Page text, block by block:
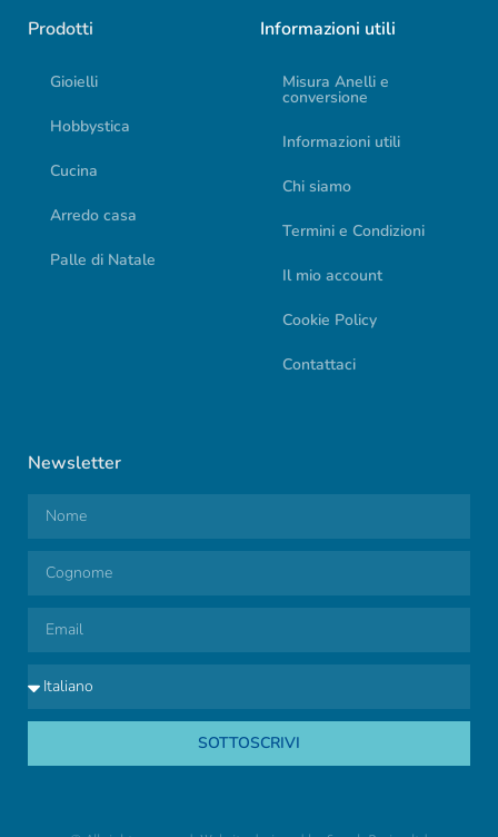
Prodotti
Gioielli
Hobbystica
Cucina
Arredo casa
Palle di Natale
Informazioni utili
Misura Anelli e
conversione
Informazioni utili
Chi siamo
Termini e Condizioni
Il mio account
Cookie Policy
Contattaci
Newsletter
SOTTOSCRIVI